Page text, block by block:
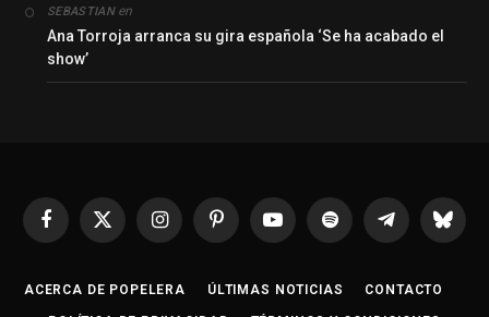
SEBASTIANen
Ana Torroja arranca su gira española ‘Se ha acabado el
show’
Facebook
X
InstagramPinterestYouTubeSpotify Telegrama
ACERCA DE POPELERA ÚLTIMAS NOTICIAS CONTACTO